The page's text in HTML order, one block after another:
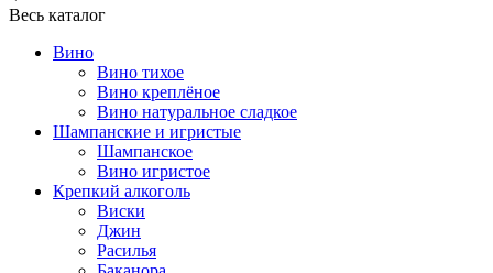
Весь каталог
Вино
Вино тихое
Вино креплёное
Вино натуральное сладкое
Шампанские и игристые
Шампанское
Вино игристое
Крепкий алкоголь
Виски
Джин
Расилья